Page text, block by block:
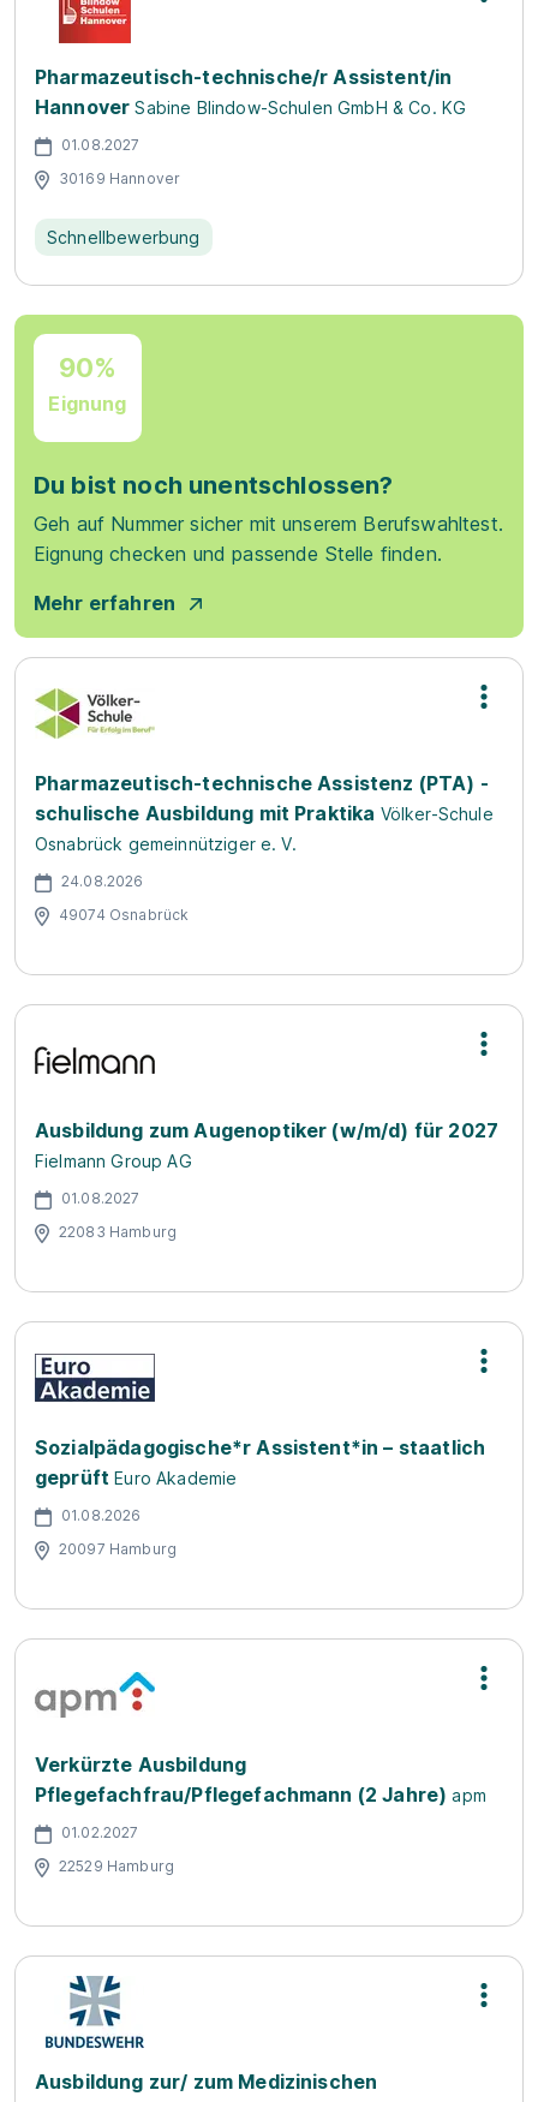
Pharmazeutisch-technische/r Assistent/in
Hannover Sabine Blindow-Schulen GmbH & Co. KG
01.08.2027
30169 Hannover
Schnellbewerbung
90%
Eignung
Du bist noch unentschlossen?
Geh auf Nummer sicher mit unserem Berufswahltest.
Eignung checken und passende Stelle finden.
Mehr erfahren
Pharmazeutisch-technische Assistenz (PTA) -
schulische Ausbildung mit Praktika Völker-Schule
Osnabrück gemeinnütziger e. V.
24.08.2026
49074 Osnabrück
Ausbildung zum Augenoptiker (w/m/d) für 2027
Fielmann Group AG
01.08.2027
22083 Hamburg
Sozialpädagogische*r Assistent*in – staatlich
geprüft Euro Akademie
01.08.2026
20097 Hamburg
Verkürzte Ausbildung
Pflegefachfrau/Pflegefachmann (2 Jahre) apm
01.02.2027
22529 Hamburg
Ausbildung zur/ zum Medizinischen